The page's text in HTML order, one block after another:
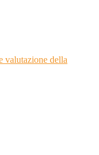
valutazione della